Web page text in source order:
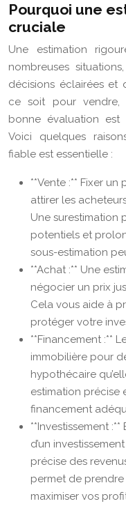
Pourquoi une
cruciale
Une estimation
nombreuses
décisions éclairées et
ce soit pour vendre,
bonne évaluation est
Voici quelques
fiable est essentielle :
**Vente :** Fixer
attirer les
Une surestimation
potentiels et
sous-estimation
**Achat :** Une
négocier un prix
Cela vous aide à
protéger votre
**Financement :**
immobilière pour
hypothécaire
estimation précise
financement
**Investissement
d’un
précise des
permet de
maximiser vos